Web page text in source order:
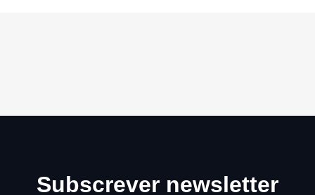
Subscrever newsletter